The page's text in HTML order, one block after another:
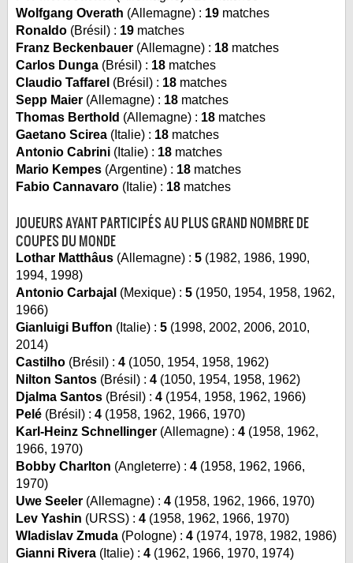
Wolfgang Overath (Allemagne) : 19matches
Ronaldo(Brésil) : 19matches
Franz Beckenbauer(Allemagne) : 18matches
Carlos Dunga(Brésil) : 18matches
Claudio Taffarel (Brésil) : 18matches
Sepp Maier(Allemagne) : 18matches
Thomas Berthold (Allemagne) : 18matches
Gaetano Scirea(Italie) : 18matches
Antonio Cabrini(Italie) : 18matches
Mario Kempes(Argentine) : 18matches
Fabio Cannavaro(Italie) : 18matches
JOUEURS AYANT PARTICIPÉS AU PLUS GRAND NOMBRE DE
COUPES DU MONDE
Lothar Matthâus(Allemagne) : 5(1982, 1986, 1990,
1994, 1998)
Antonio Carbajal (Mexique) : 5(1950, 1954, 1958, 1962,
1966)
Gianluigi Buffon (Italie) : 5(1998, 2002, 2006, 2010,
2014)
Castilho(Brésil) : 4(1050, 1954, 1958, 1962)
Nilton Santos(Brésil) : 4(1050, 1954, 1958, 1962)
Djalma Santos(Brésil) : 4(1954, 1958, 1962, 1966)
Pelé(Brésil) : 4(1958, 1962, 1966, 1970)
Karl-Heinz Schnellinger(Allemagne) : 4(1958, 1962,
1966, 1970)
Bobby Charlton (Angleterre) : 4(1958, 1962, 1966,
1970)
Uwe Seeler(Allemagne) : 4(1958, 1962, 1966, 1970)
Lev Yashin (URSS) : 4(1958, 1962, 1966, 1970)
Wladislav Zmuda(Pologne) : 4(1974, 1978, 1982, 1986)
Gianni Rivera(Italie) : 4(1962, 1966, 1970, 1974)